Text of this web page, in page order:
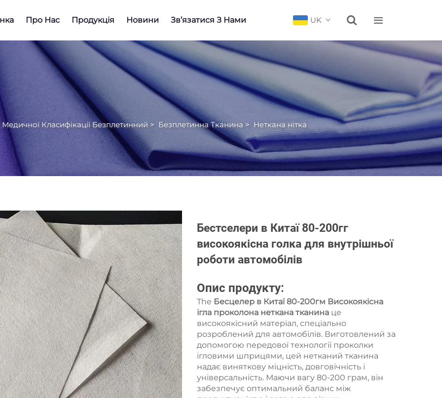
Про Нас Продукція Новини Зв’язатися З Нами UK  
Медичної Класифікації Безплетинний> Безплетинна Тканина> Неткана нітка
Бестселери в Китаї 80-200гг
високоякісна голка для внутрішньої
роботи автомобілів
Опис продукту:
The Бесцелер в Китаї 80-200гм Високоякісна
ігла проколона неткана тканина це
високоякісний матеріал, спеціально
розроблений для автомобілів. Виготовлений за
допомогою передової технології проколки
ігловими шприцями, цей нетканий тканина
надає виняткову міцність, довговічність і
універсальність. Маючи вагу 80-200 грам, він
забезпечує оптимальний баланс між